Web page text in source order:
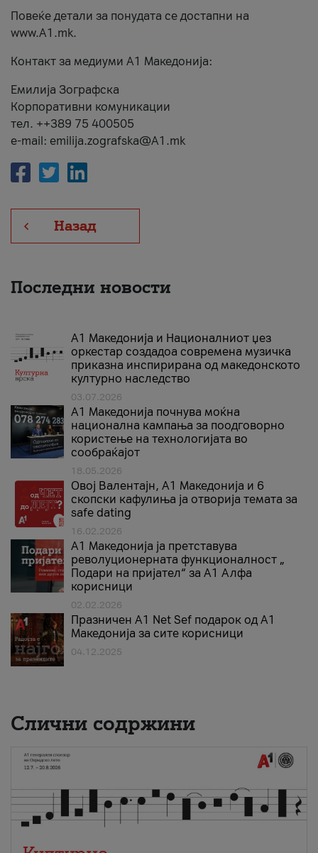
Повеќе детали за понудата се достапни на
www.А1.mk.
Контакт за медиуми А1 Македонија:
Емилија Зографска
Корпоративни комуникации
тел. ++389 75 400505
e-mail: emilija.zografska@A1.mk
Назад
Последни новости
А1 Македонија и Националниот џез
оркестар создадоа современа музичка
приказна инспирирана од македонското
културно наследство
03.07.2026
A1 Македонија почнува моќна
национална кампања за поодговорно
користење на технологијата во
сообраќајот
18.05.2026
Овој Валентајн, A1 Македонија и 6
скопски кафулиња ја отворија темата за
safe dating
16.02.2026
А1 Македонија ја претставува
револуционерната функционалност „
Подари на пријател“ за А1 Алфа
корисници
02.02.2026
Празничен A1 Net Sеf подарок од А1
Македонија за сите корисници
04.12.2025
Слични содржини